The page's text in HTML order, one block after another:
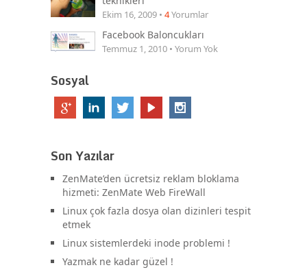
Ekim 16, 2009 • 4Yorumlar
Facebook Baloncukları
Temmuz 1, 2010 • Yorum Yok
Sosyal
Son Yazılar
ZenMate’den ücretsiz reklam bloklama
hizmeti: ZenMate Web FireWall
Linux çok fazla dosya olan dizinleri tespit
etmek
Linux sistemlerdeki inode problemi !
Yazmak ne kadar güzel !